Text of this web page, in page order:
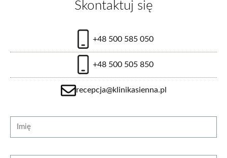
Wspomaganie leczenia kontuzji osoczem
bogatopłytkowym (PRP)
Skontaktuj się
+48 500 585 050
+48 500 505 850
recepcja@klinikasienna.pl